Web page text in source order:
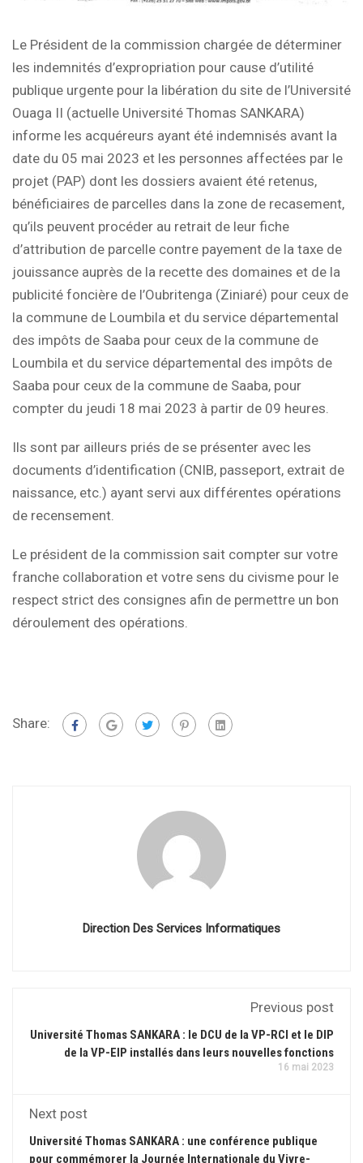
Le Président de la commission chargée de déterminer
les indemnités d’expropriation pour cause d’utilité
publique urgente pour la libération du site de l’Université
Ouaga II (actuelle Université Thomas SANKARA)
informe les acquéreurs ayant été indemnisés avant la
date du 05 mai 2023 et les personnes affectées par le
projet (PAP) dont les dossiers avaient été retenus,
bénéficiaires de parcelles dans la zone de recasement,
qu’ils peuvent procéder au retrait de leur fiche
d’attribution de parcelle contre payement de la taxe de
jouissance auprès de la recette des domaines et de la
publicité foncière de l’Oubritenga (Ziniaré) pour ceux de
la commune de Loumbila et du service départemental
des impôts de Saaba pour ceux de la commune de
Loumbila et du service départemental des impôts de
Saaba pour ceux de la commune de Saaba, pour
compter du jeudi 18 mai 2023 à partir de 09 heures.
Ils sont par ailleurs priés de se présenter avec les
documents d’identification (CNIB, passeport, extrait de
naissance, etc.) ayant servi aux différentes opérations
de recensement.
Le président de la commission sait compter sur votre
franche collaboration et votre sens du civisme pour le
respect strict des consignes afin de permettre un bon
déroulement des opérations.
Share:
Direction Des Services Informatiques
Previous post
Université Thomas SANKARA : le DCU de la VP-RCI et le DIP
de la VP-EIP installés dans leurs nouvelles fonctions
16 mai 2023
Next post
Université Thomas SANKARA : une conférence publique
pour commémorer la Journée Internationale du Vivre-